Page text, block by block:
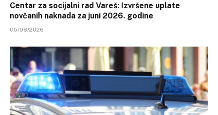
Centar za socijalni rad Vareš: Izvršene uplate
novčanih naknada za juni 2026. godine
05/08/2026